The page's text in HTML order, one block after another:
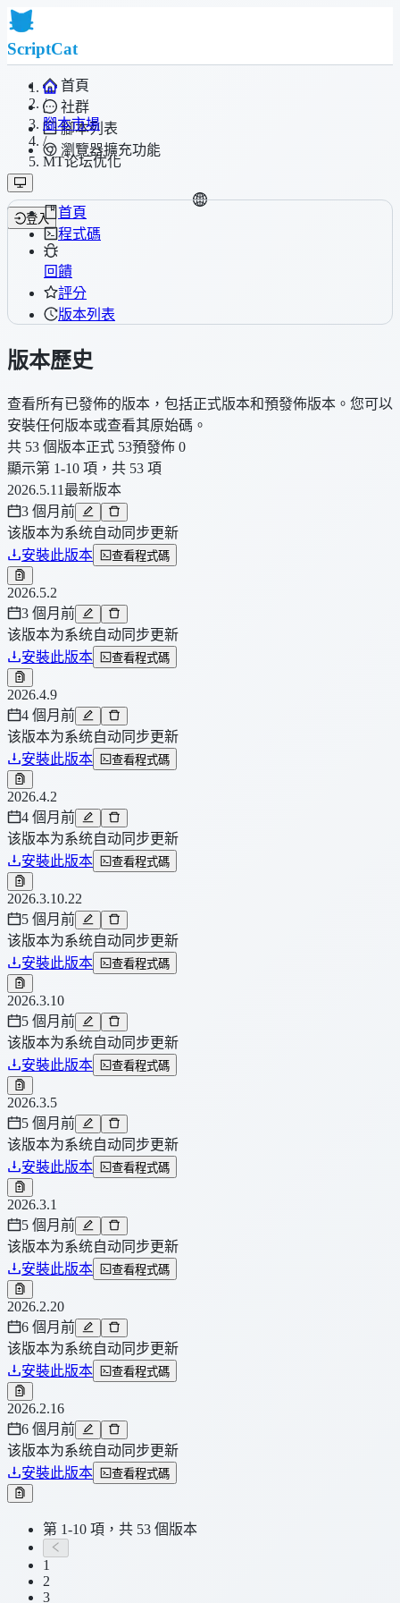
ScriptCat
首頁
社群
腳本列表
瀏覽器擴充功能
登入
/
腳本市場
/
MT论坛优化
首頁
程式碼
回饋
評分
版本列表
版本歷史
查看所有已發佈的版本，包括正式版本和預發佈版本。您可以
安裝任何版本或查看其原始碼。
共 53 個版本正式 53預發佈 0
顯示第 1-10 項，共 53 項
2026.5.11 最新版本
3 個月前
该版本为系统自动同步更新
安裝此版本 查看程式碼
2026.5.2
3 個月前
该版本为系统自动同步更新
安裝此版本 查看程式碼
2026.4.9
4 個月前
该版本为系统自动同步更新
安裝此版本 查看程式碼
2026.4.2
4 個月前
该版本为系统自动同步更新
安裝此版本 查看程式碼
2026.3.10.22
5 個月前
该版本为系统自动同步更新
安裝此版本 查看程式碼
2026.3.10
5 個月前
该版本为系统自动同步更新
安裝此版本 查看程式碼
2026.3.5
5 個月前
该版本为系统自动同步更新
安裝此版本 查看程式碼
2026.3.1
5 個月前
该版本为系统自动同步更新
安裝此版本 查看程式碼
2026.2.20
6 個月前
该版本为系统自动同步更新
安裝此版本 查看程式碼
2026.2.16
6 個月前
该版本为系统自动同步更新
安裝此版本 查看程式碼
第 1-10 項，共 53 個版本
1
2
3